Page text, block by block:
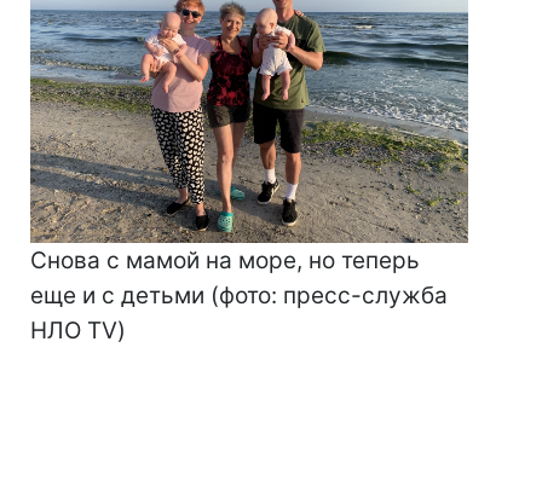
Снова с мамой на море, но теперь
еще и с детьми (фото: пресс-служба
НЛО TV)